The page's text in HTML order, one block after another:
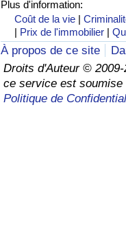
Plus d'information:
Coût de la vie |
| Prix de l'immobilier |
À propos de ce site
Droits d'Auteur ©
ce service est soumise
Politique de
Indice de Criminalité
Indice de criminalité
Soins de santé